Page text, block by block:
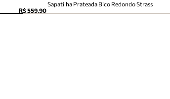
R$ 559,90
Sapatilha Prateada Bico Redondo Strass